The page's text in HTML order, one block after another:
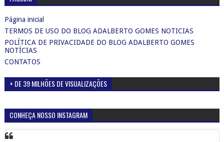
Página inicial
TERMOS DE USO DO BLOG ADALBERTO GOMES NOTICIAS
POLÍTICA DE PRIVACIDADE DO BLOG ADALBERTO GOMES
NOTÍCIAS
CONTATOS
+ DE 39 MILHÕES DE VISUALIZAÇÕES
CONHEÇA NOSSO INSTAGRAM